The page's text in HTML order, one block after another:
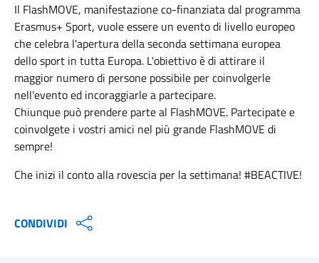
Il FlashMOVE, manifestazione co-finanziata dal programma
Erasmus+ Sport, vuole essere un evento di livello europeo
che celebra l'apertura della seconda settimana europea
dello sport in tutta Europa. L'obiettivo è di attirare il
maggior numero di persone possibile per coinvolgerle
nell’evento ed incoraggiarle a partecipare.
Chiunque può prendere parte al FlashMOVE. Partecipate e
coinvolgete i vostri amici nel più grande FlashMOVE di
sempre!
Che inizi il conto alla rovescia per la settimana! #BEACTIVE!
CONDIVIDI